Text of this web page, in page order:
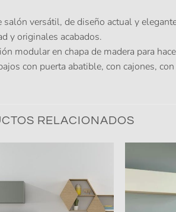
salón versátil, de diseño actual y
y originales acabados.
modular en chapa de madera para
con puerta abatible, con cajones,
RELACIONADOS